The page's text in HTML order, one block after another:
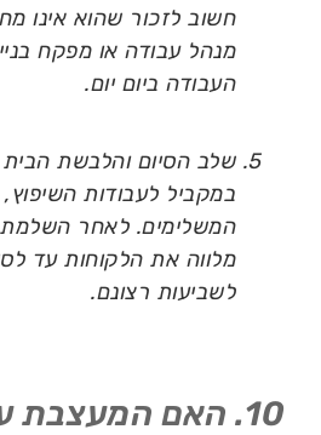
חשוב לזכור שהוא אינו
מנהל עבודה או מפקח
העבודה ביום יום.
שלב הסיום והלבשת הבית
במקביל לעבודות
המשלימים. לאחר
מלווה את הלקוחות עד
לשביעות רצונם.
10. האם המעצבת